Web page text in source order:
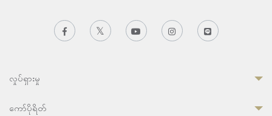
လှုပ်ရှားမှု
ကော်ပိုရိတ်